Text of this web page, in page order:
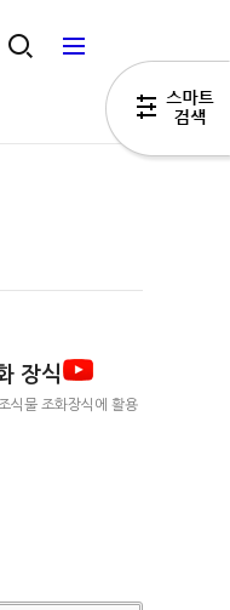
장식
식물 조화장식에 활용